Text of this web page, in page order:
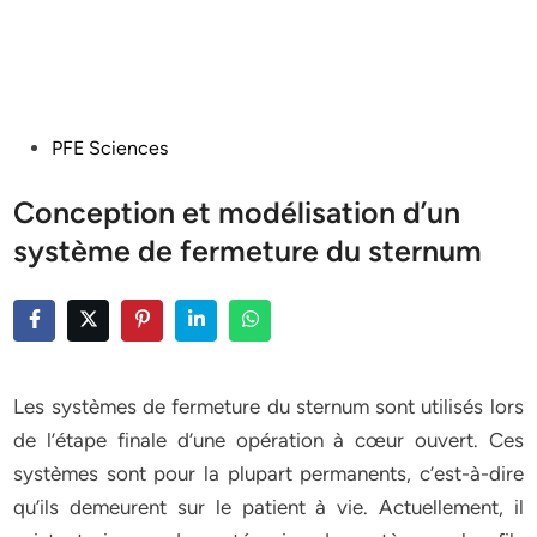
PostedPFE Sciences
Conception et modélisation d’un
système de fermeture du sternum
Les systèmes de fermeture du sternum sont utilisés lors
de l’étape finale d’une opération à cœur ouvert. Ces
systèmes sont pour la plupart permanents, c’est-à-dire
qu’ils demeurent sur le patient à vie. Actuellement, il